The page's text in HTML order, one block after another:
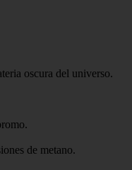
oscura del universo.
de metano.